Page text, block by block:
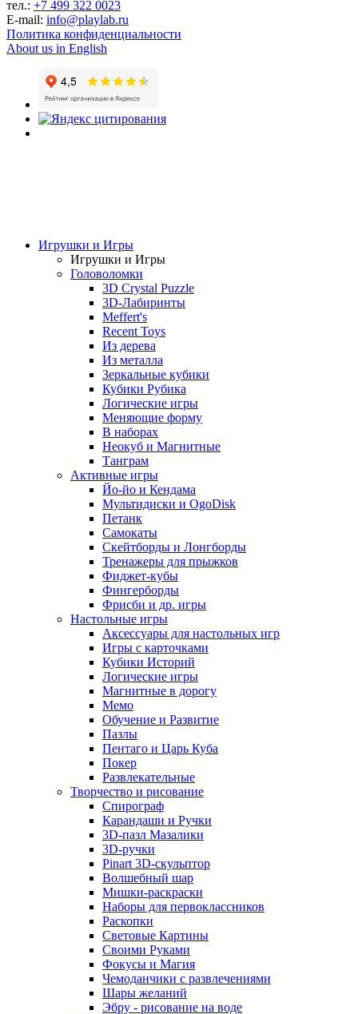
тел.: +7 499 322 0023
E-mail: info@playlab.ru
Политика конфиденциальности
About us in English
Игрушки и Игры
Игрушки и Игры
Головоломки
3D Crystal Puzzle
3D-Лабиринты
Meffert's
Recent Toys
Из дерева
Из металла
Зеркальные кубики
Кубики Рубика
Логические игры
Меняющие форму
В наборах
Неокуб и Магнитные
Танграм
Активные игры
Йо-йо и Кендама
Мультидиски и OgoDisk
Петанк
Самокаты
Скейтборды и Лонгборды
Тренажеры для прыжков
Фиджет-кубы
Фингерборды
Фрисби и др. игры
Настольные игры
Аксессуары для настольных игр
Игры с карточками
Кубики Историй
Логические игры
Магнитные в дорогу
Мемо
Обучение и Развитие
Пазлы
Пентаго и Царь Куба
Покер
Развлекательные
Творчество и рисование
Спирограф
Карандаши и Ручки
3D-пазл Мазалики
3D-ручки
Pinart 3D-скульптор
Волшебный шар
Мишки-раскраски
Наборы для первоклассников
Раскопки
Световые Картины
Своими Руками
Фокусы и Магия
Чемоданчики с развлечениями
Шары желаний
Эбру - рисование на воде